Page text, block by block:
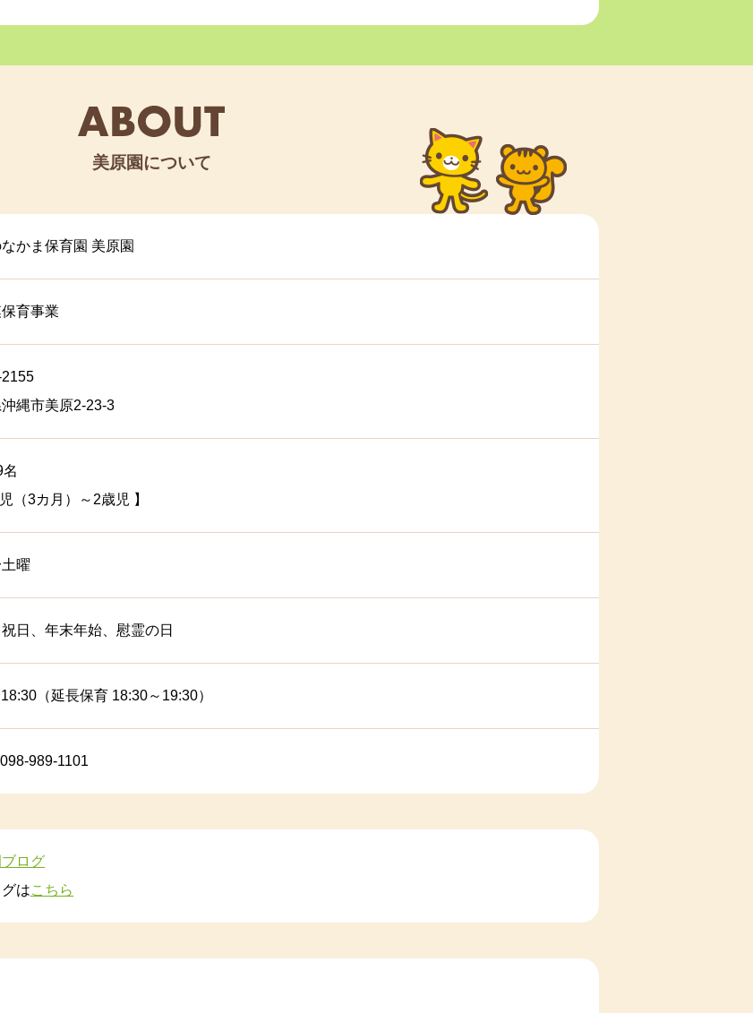
美原園について
かま保育園 美原園
育事業
縄市美原2-23-3
児（3カ月）～2歳児 】
曜
祝日、年末年始、慰霊の日
（延長保育 18:30～19:30）
989-1101
ログ
グはこちら